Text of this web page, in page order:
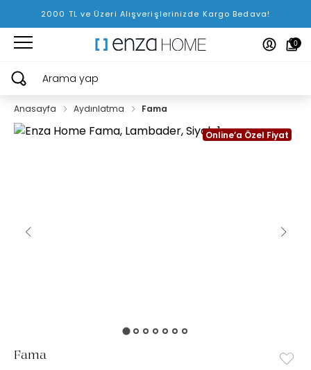
2000 TL ve Üzeri Alışverişlerinizde Kargo Bedava!
0
Arama yap
Anasayfa Aydınlatma Fama
Online’a Özel Fiyat
Fama